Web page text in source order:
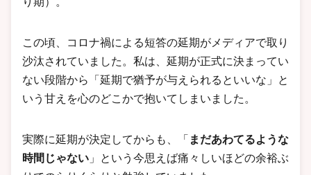
この頃、コロナ禍による短答の延期がメディアで取り
沙汰されていました。私は、延期が正式に決まってい
ない段階から「延期で猶予が与えられるといいな」と
いう甘えを心のどこかで抱いてしまいました。
実際に延期が決定してからも、「 まだあわてるような
時間じゃない 」という今思えば痛々しいほどの余裕ぶ